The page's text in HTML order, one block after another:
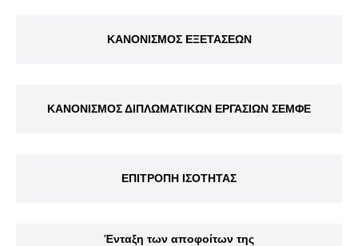
ΚΑΝΟΝΙΣΜΟΣ ΕΞΕΤΑΣΕΩΝ
ΚΑΝΟΝΙΣΜΟΣ ΔΙΠΛΩΜΑΤΙΚΩΝ ΕΡΓΑΣΙΩΝ ΣΕΜΦΕ
ΕΠΙΤΡΟΠΗ ΙΣΟΤΗΤΑΣ
Ένταξη των αποφοίτων της